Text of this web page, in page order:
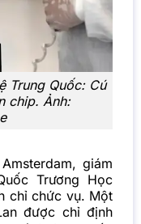
Trung Quốc: Cú
chip. Ảnh:
giám
Trương Học
chỉ chức vụ. Một
được chỉ định